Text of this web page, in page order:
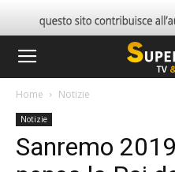
Home Notizie
Notizie
Sanremo